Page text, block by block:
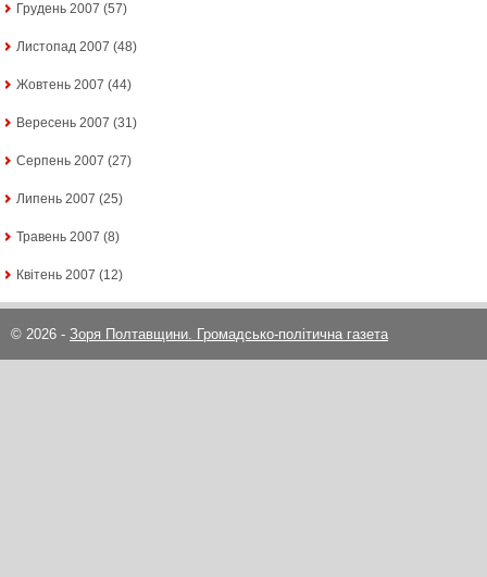
Грудень 2007 (57)
Листопад 2007 (48)
Жовтень 2007 (44)
Вересень 2007 (31)
Серпень 2007 (27)
Липень 2007 (25)
Травень 2007 (8)
Квітень 2007 (12)
© 2026 - Зоря Полтавщини. Громадсько-політична газета